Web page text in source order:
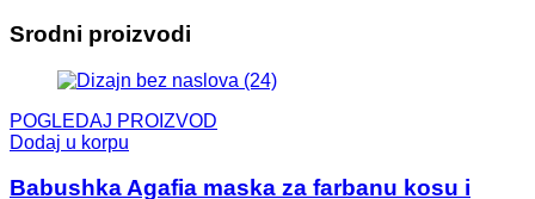
Srodni proizvodi
POGLEDAJ PROIZVOD
Dodaj u korpu
Babushka Agafia maska za farbanu kosu i